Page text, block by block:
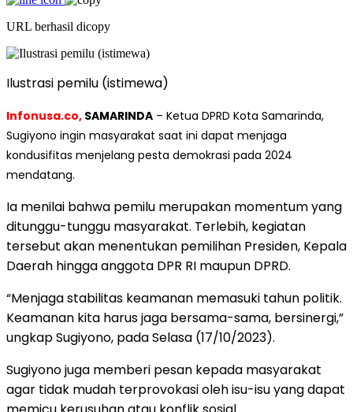
URL berhasil dicopy
Ilustrasi pemilu (istimewa)
Infonusa.co, SAMARINDA – Ketua DPRD Kota Samarinda,
Sugiyono ingin masyarakat saat ini dapat menjaga
kondusifitas menjelang pesta demokrasi pada 2024
mendatang.
Ia menilai bahwa pemilu merupakan momentum yang
ditunggu-tunggu masyarakat. Terlebih, kegiatan
tersebut akan menentukan pemilihan Presiden, Kepala
Daerah hingga anggota DPR RI maupun DPRD.
“Menjaga stabilitas keamanan memasuki tahun politik.
Keamanan kita harus jaga bersama-sama, bersinergi,”
ungkap Sugiyono, pada Selasa (17/10/2023).
Sugiyono juga memberi pesan kepada masyarakat
agar tidak mudah terprovokasi oleh isu-isu yang dapat